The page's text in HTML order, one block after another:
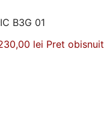
B3G 01
lei Pret obisnuit